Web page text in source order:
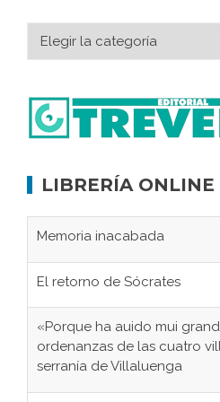
LIBRERÍA ONLINE
Memoria inacabada
El retorno de Sócrates
«Porque ha auido mui
ordenanzas de las cuatro
serranía de Villaluenga